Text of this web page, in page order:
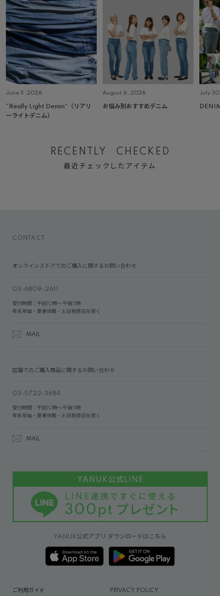
June 11 ,2026
“Really Light Denim”（リアリ
ーライトデニム）
August 6 ,2026
お悩み別おすすめデニム
July
RECENTLY CHECKED
最近チェックしたアイテム
CONTACT
オンラインストアでのご購入に関するお問い合わせ
03-6809-2611
受付時間：午前10時～午後5時
年末年始・夏季休暇・土日祝祭日を除く
MAIL
店舗でのご購入商品に関するお問い合わせ
03-5722-3684
受付時間：午前10時～午後5時
年末年始・夏季休暇・土日祝祭日を除く
MAIL
YANUK公式アプリ ダウンロードはこちら
ご利用ガイド PRIVACY POLICY